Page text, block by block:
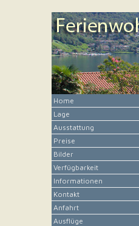
Home
Lage
Ausstattung
Preise
Bilder
Verfügbarkeit
Informationen
Kontakt
Anfahrt
Ausflüge